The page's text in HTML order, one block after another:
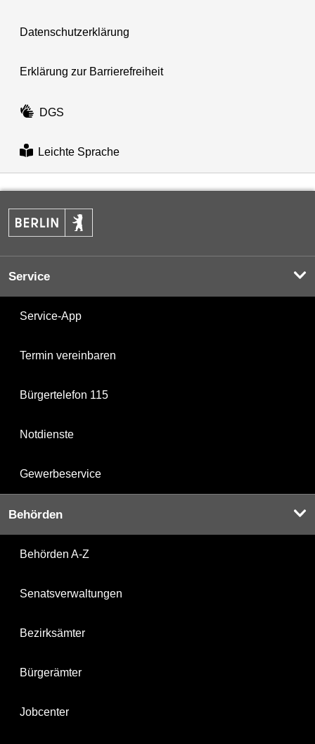
Datenschutzerklärung
Erklärung zur Barrierefreiheit
DGS
Leichte Sprache
Service
Service-App
Termin vereinbaren
Bürgertelefon 115
Notdienste
Gewerbeservice
Behörden
Behörden A-Z
Senatsverwaltungen
Bezirksämter
Bürgerämter
Jobcenter